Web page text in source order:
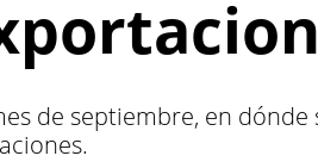
de septiembre, en